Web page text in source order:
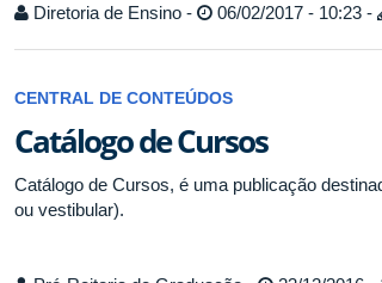
Diretoria de Ensino -
06/02/2017 - 10:23 -
CENTRAL DE CONTEÚDOS
Catálogo de Cursos
Catálogo de Cursos, é uma publicação
ou vestibular).